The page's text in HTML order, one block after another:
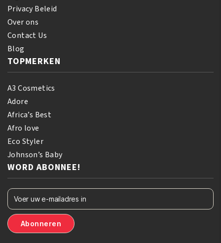
Privacy Beleid
Over ons
Contact Us
Blog
TOPMERKEN
A3 Cosmetics
Adore
Africa’s Best
Afro love
Eco Styler
Johnson’s Baby
WORD ABONNEE!